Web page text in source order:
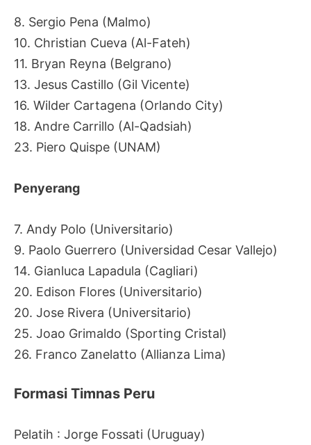
8. Sergio Pena (Malmo)
10. Christian Cueva (Al-Fateh)
11. Bryan Reyna (Belgrano)
13. Jesus Castillo (Gil Vicente)
16. Wilder Cartagena (Orlando City)
18. Andre Carrillo (Al-Qadsiah)
23. Piero Quispe (UNAM)
Penyerang
7. Andy Polo (Universitario)
9. Paolo Guerrero (Universidad Cesar Vallejo)
14. Gianluca Lapadula (Cagliari)
20. Edison Flores (Universitario)
20. Jose Rivera (Universitario)
25. Joao Grimaldo (Sporting Cristal)
26. Franco Zanelatto (Allianza Lima)
Formasi Timnas Peru
Pelatih : Jorge Fossati (Uruguay)